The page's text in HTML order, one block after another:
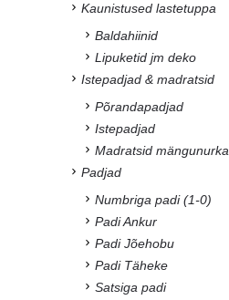
Kaunistused lastetuppa
Baldahiinid
Lipuketid jm deko
Istepadjad & madratsid
Põrandapadjad
Istepadjad
Madratsid mängunurka
Padjad
Numbriga padi (1-0)
Padi Ankur
Padi Jõehobu
Padi Täheke
Satsiga padi